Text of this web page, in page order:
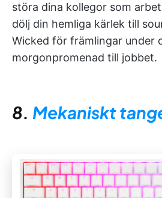
störa dina kollegor som
dölj din hemliga kärlek till
Wicked för främlingar under
morgonpromenad till jobbet.
8. Mekaniskt